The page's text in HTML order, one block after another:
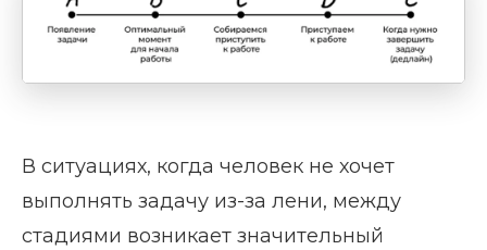
В ситуациях, когда человек не хочет
выполнять задачу из-за лени, между
стадиями возникает значительный